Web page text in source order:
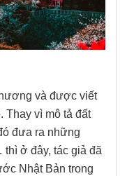
và được viết
Thay vì mô tả đất
đưa ra những
ở đây, tác giả đã
Nhật Bản trong